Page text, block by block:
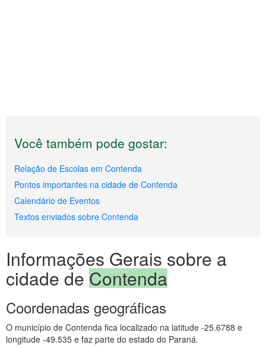
Você também pode gostar:
Relação de Escolas em Contenda
Pontos importantes na cidade de Contenda
Calendário de Eventos
Textos enviados sobre Contenda
Informações Gerais sobre a
cidade de Contenda
Coordenadas geográficas
O município de Contenda fica localizado na latitude -25.6788 e
longitude -49.535 e faz parte do estado do Paraná.